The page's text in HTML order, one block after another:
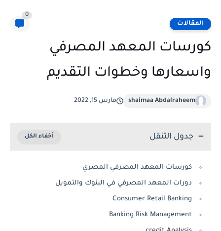
المقالات
0
كورسات المعهد المصرفي
واسعارها وخطوات التقديم
shaimaa Abdalraheem مارس 15, 2022
جدول التنقل
كورسات المعهد المصرفي المصري
دورات المعهد المصرفي في البنوك والتمويل
Consumer Retail Banking
Banking Risk Management